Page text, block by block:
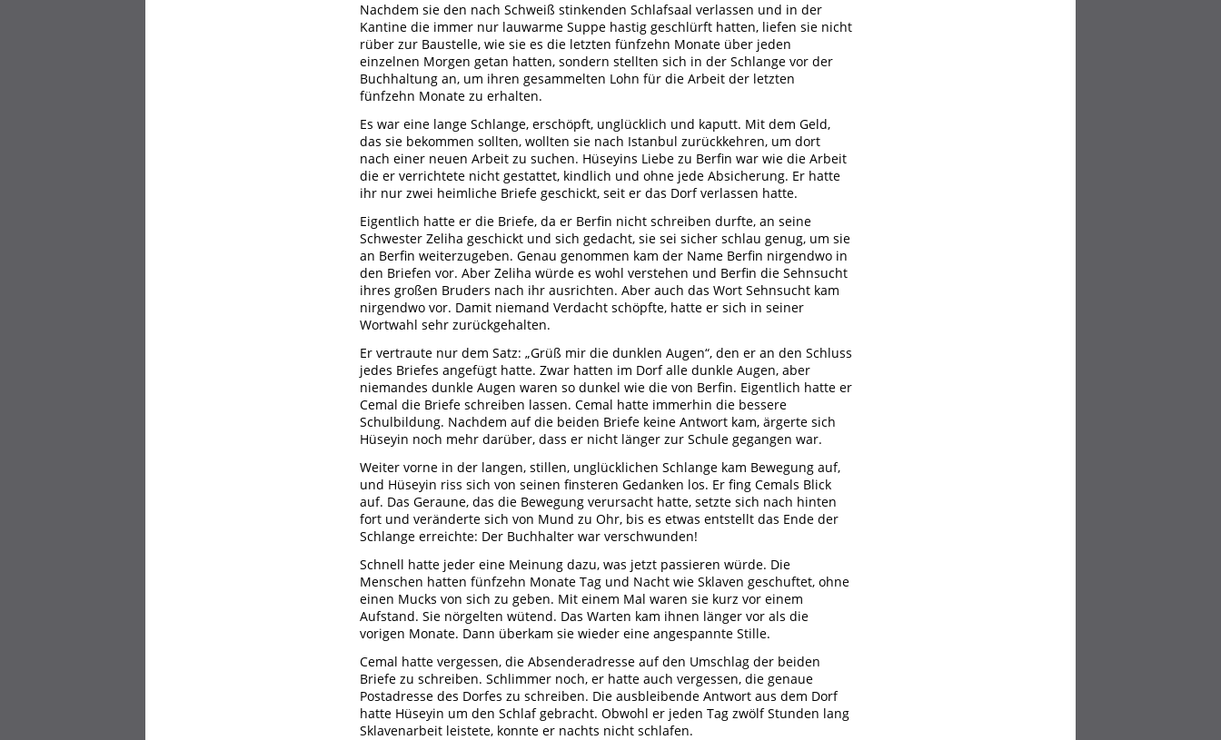
Nachdem sie den nach Schweiß stinkenden Schlafsaal verlassen und in der
Kantine die immer nur lauwarme Suppe hastig geschlürft hatten, liefen sie nicht
rüber zur Baustelle, wie sie es die letzten fünfzehn Monate über jeden
einzelnen Morgen getan hatten, sondern stellten sich in der Schlange vor der
Buchhaltung an, um ihren gesammelten Lohn für die Arbeit der letzten
fünfzehn Monate zu erhalten.
Es war eine lange Schlange, erschöpft, unglücklich und kaputt. Mit dem Geld,
das sie bekommen sollten, wollten sie nach Istanbul zurückkehren, um dort
nach einer neuen Arbeit zu suchen. Hüseyins Liebe zu Berfin war wie die Arbeit
die er verrichtete nicht gestattet, kindlich und ohne jede Absicherung. Er hatte
ihr nur zwei heimliche Briefe geschickt, seit er das Dorf verlassen hatte.
Eigentlich hatte er die Briefe, da er Berfin nicht schreiben durfte, an seine
Schwester Zeliha geschickt und sich gedacht, sie sei sicher schlau genug, um sie
an Berfin weiterzugeben. Genau genommen kam der Name Berfin nirgendwo in
den Briefen vor. Aber Zeliha würde es wohl verstehen und Berfin die Sehnsucht
ihres großen Bruders nach ihr ausrichten. Aber auch das Wort Sehnsucht kam
nirgendwo vor. Damit niemand Verdacht schöpfte, hatte er sich in seiner
Wortwahl sehr zurückgehalten.
Er vertraute nur dem Satz: „Grüß mir die dunklen Augen“, den er an den Schluss
jedes Briefes angefügt hatte. Zwar hatten im Dorf alle dunkle Augen, aber
niemandes dunkle Augen waren so dunkel wie die von Berfin. Eigentlich hatte er
Cemal die Briefe schreiben lassen. Cemal hatte immerhin die bessere
Schulbildung. Nachdem auf die beiden Briefe keine Antwort kam, ärgerte sich
Hüseyin noch mehr darüber, dass er nicht länger zur Schule gegangen war.
Weiter vorne in der langen, stillen, unglücklichen Schlange kam Bewegung auf,
und Hüseyin riss sich von seinen finsteren Gedanken los. Er fing Cemals Blick
auf. Das Geraune, das die Bewegung verursacht hatte, setzte sich nach hinten
fort und veränderte sich von Mund zu Ohr, bis es etwas entstellt das Ende der
Schlange erreichte: Der Buchhalter war verschwunden!
Schnell hatte jeder eine Meinung dazu, was jetzt passieren würde. Die
Menschen hatten fünfzehn Monate Tag und Nacht wie Sklaven geschuftet, ohne
einen Mucks von sich zu geben. Mit einem Mal waren sie kurz vor einem
Aufstand. Sie nörgelten wütend. Das Warten kam ihnen länger vor als die
vorigen Monate. Dann überkam sie wieder eine angespannte Stille.
Cemal hatte vergessen, die Absenderadresse auf den Umschlag der beiden
Briefe zu schreiben. Schlimmer noch, er hatte auch vergessen, die genaue
Postadresse des Dorfes zu schreiben. Die ausbleibende Antwort aus dem Dorf
hatte Hüseyin um den Schlaf gebracht. Obwohl er jeden Tag zwölf Stunden lang
Sklavenarbeit leistete, konnte er nachts nicht schlafen.